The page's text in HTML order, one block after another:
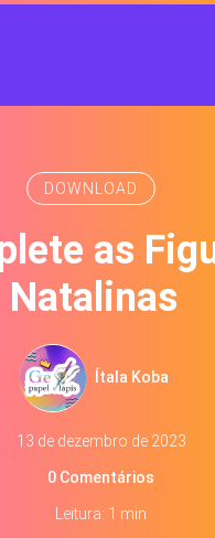
DOWNLOAD
as
Natalinas
Ítala Koba
13 de dezembro de 2023
0 Comentários
Leitura: 1 min